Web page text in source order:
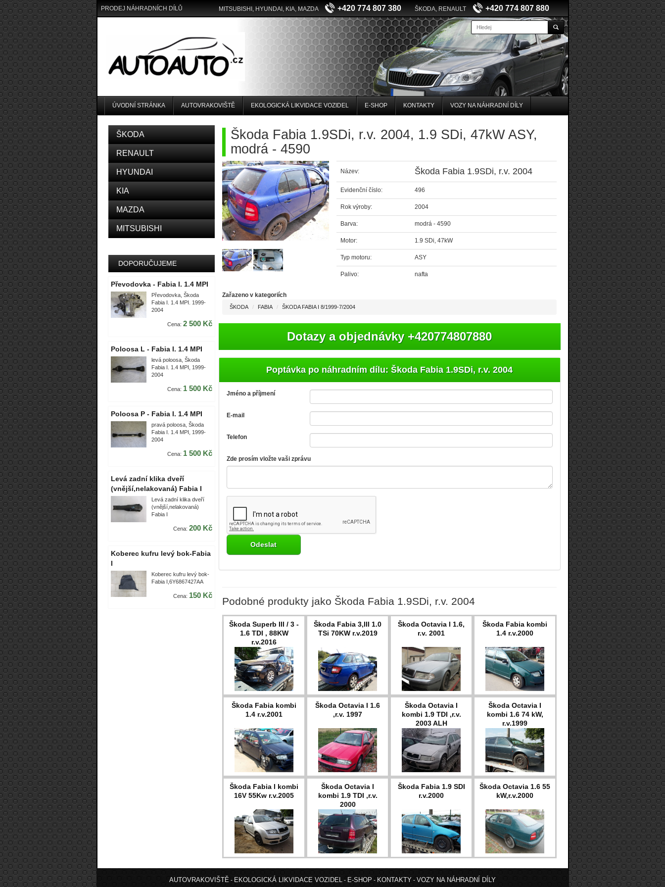
PRODEJ NÁHRADNÍCH DÍLŮ MITSUBISHI, HYUNDAI, KIA, MAZDA +420 774 807 380 ŠKODA, RENAULT +420 774 807 880
ÚVODNÍ STRÁNKA AUTOVRAKOVIŠTĚ EKOLOGICKÁ LIKVIDACE VOZIDEL E-SHOP KONTAKTY VOZY NA NÁHRADNÍ DÍLY
ŠKODA
RENAULT
HYUNDAI
KIA
MAZDA
MITSUBISHI
DOPORUČUJEME
Převodovka - Fabia I. 1.4 MPI
Převodovka, Škoda
Fabia I. 1.4 MPI. 1999-
2004
Cena:2 500 Kč
Poloosa L - Fabia I. 1.4 MPI
levá poloosa, Škoda
Fabia I. 1.4 MPI, 1999-
2004
Cena: 1 500 Kč
Poloosa P - Fabia I. 1.4 MPI
pravá poloosa, Škoda
Fabia I. 1.4 MPI, 1999-
2004
Cena: 1 500 Kč
Levá zadní klika dveří
(vnější,nelakovaná) Fabia I
Levá zadní klika dveří
(vnější,nelakovaná)
Fabia I
Cena:200 Kč
Koberec kufru levý bok-Fabia
I
Koberec kufru levý bok-
Fabia I,6Y6867427AA
Cena: 150 Kč
Škoda Fabia 1.9SDi, r.v. 2004, 1.9 SDi, 47kW ASY,
modrá - 4590
Název: Škoda Fabia 1.9SDi, r.v. 2004
Evidenční číslo: 496
Rok výroby: 2004
Barva: modrá - 4590
Motor: 1.9 SDi, 47kW
Typ motoru: ASY
Palivo: nafta
Zařazeno v kategoriích
ŠKODA FABIA ŠKODA FABIA I 8/1999-7/2004
Dotazy a objednávky +420774807880
Poptávka po náhradním dílu: Škoda Fabia 1.9SDi, r.v. 2004
Jméno a příjmení
E-mail
Telefon
Zde prosím vložte vaši zprávu
Podobné produkty jako Škoda Fabia 1.9SDi, r.v. 2004
Škoda Superb III / 3 -
1.6 TDI , 88KW
r.v.2016
Škoda Fabia 3,III 1.0
TSi 70KW r.v.2019
Škoda Octavia I 1.6,
r.v. 2001
Škoda Fabia kombi
1.4 r.v.2000
Škoda Fabia kombi
1.4 r.v.2001
Škoda Octavia I 1.6
,r.v. 1997
Škoda Octavia I
kombi 1.9 TDI ,r.v.
2003 ALH
Škoda Octavia I
kombi 1.6 74 kW,
r.v.1999
Škoda Fabia I kombi
16V 55Kw r.v.2005
Škoda Octavia I
kombi 1.9 TDI ,r.v.
2000
Škoda Fabia 1.9 SDI
r.v.2000
Škoda Octavia 1.6 55
kW,r.v.2000
AUTOVRAKOVIŠTĚ- EKOLOGICKÁ LIKVIDACE VOZIDEL- E-SHOP - KONTAKTY - VOZY NA NÁHRADNÍ DÍLY